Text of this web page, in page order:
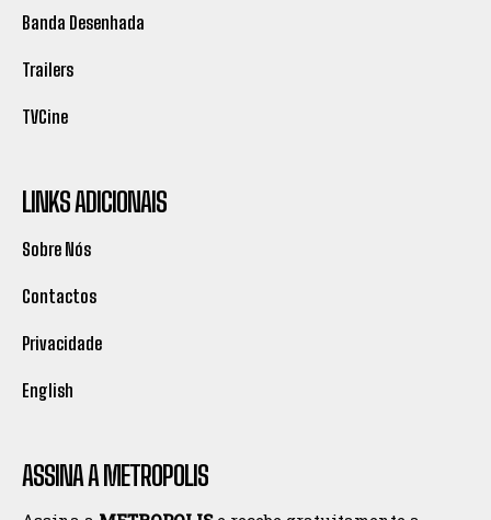
Banda Desenhada
Trailers
TVCine
LINKS ADICIONAIS
Sobre Nós
Contactos
Privacidade
English
ASSINA A METROPOLIS